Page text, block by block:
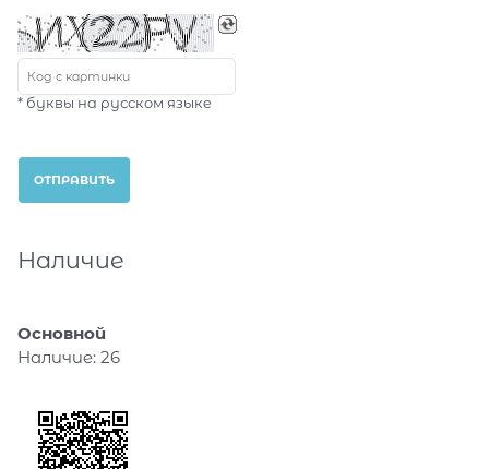
* буквы на русском языке
Наличие
Основной
Наличие: 26